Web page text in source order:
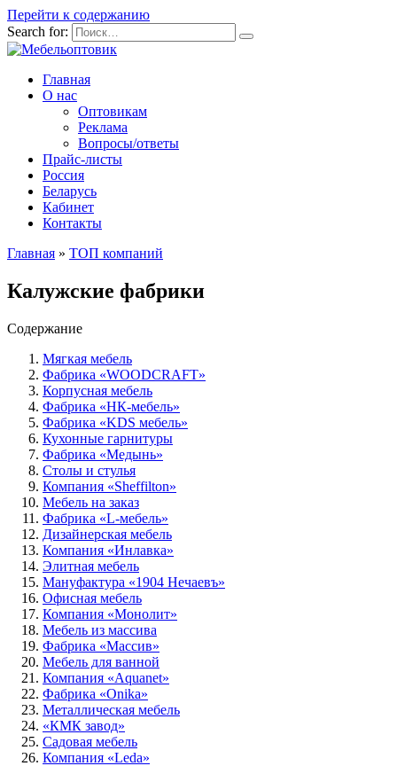
Перейти к содержанию
Search for:
Главная
О нас
Оптовикам
Реклама
Вопросы/ответы
Прайс-листы
Россия
Беларусь
Кабинет
Контакты
Главная » ТОП компаний
Калужские фабрики
Содержание
Мягкая мебель
Фабрика «WOODCRAFT»
Корпусная мебель
Фабрика «НК-мебель»
Фабрика «KDS мебель»
Кухонные гарнитуры
Фабрика «Медынь»
Столы и стулья
Компания «Sheffilton»
Мебель на заказ
Фабрика «L-мебель»
Дизайнерская мебель
Компания «Инлавка»
Элитная мебель
Мануфактура «1904 Нечаевъ»
Офисная мебель
Компания «Монолит»
Мебель из массива
Фабрика «Массив»
Мебель для ванной
Компания «Aquanet»
Фабрика «Onika»
Металлическая мебель
«КМК завод»
Садовая мебель
Компания «Leda»